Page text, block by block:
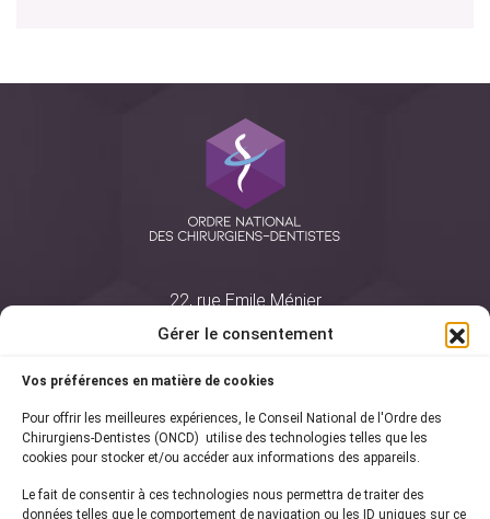
Gérer le consentement
Vos préférences en matière de cookies
Pour offrir les meilleures expériences, le Conseil National de l'Ordre des
Chirurgiens-Dentistes (ONCD) utilise des technologies telles que les
cookies pour stocker et/ou accéder aux informations des appareils.
Le fait de consentir à ces technologies nous permettra de traiter des
données telles que le comportement de navigation ou les ID uniques sur ce
22, rue Emile Ménier
75761 Paris Cedex 16
01 44 34 78 80
courrier@oncd.org
Actualités